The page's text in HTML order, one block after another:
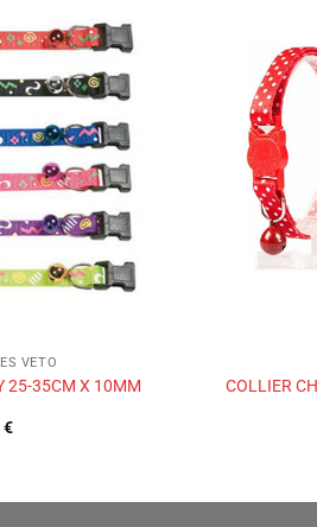
Ajouter
à la liste
de
souhaits
VETO
25-35CM X 10MM
€
COLLIER